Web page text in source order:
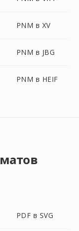
PNM в XV
PNM в JBG
PNM в HEIF
PDF в SVG